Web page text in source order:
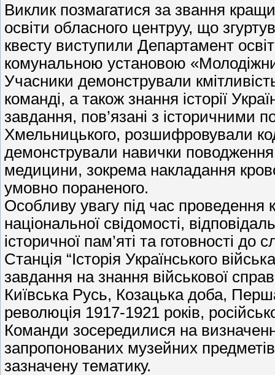
Виклик позмагатися за звання
освіти обласного центруу, що
квесту виступили Департамент
комунальною установою
Учасники демонстрували
команді, а також знання історії
завдання, пов’язані з історичними
Хмельницького, розшифровували
демонстрували навички поводження
медицини, зокрема накладання
умовно пораненого.
Особливу увагу під час
національної свідомості,
історичної пам’яті та готовності до
Станція “Історія Українського
завдання на знання військової
Київська Русь, Козацька доба,
революція 1917-1921 років,
Команди зосередилися на
запропонованих музейних
зазначену тематику.